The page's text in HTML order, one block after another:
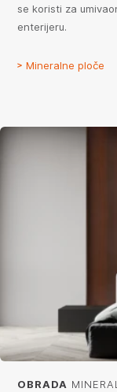
se koristi za
enterijeru.
Mineralne ploče
OBRADA